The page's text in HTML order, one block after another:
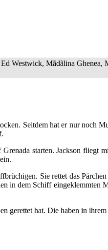
Ed Westwick, Mãdãlina Ghenea,
Seitdem hat er nur noch
starten. Jackson fliegt
Sie rettet das
in dem Schiff eingeklemmten
gerettet hat. Die haben in